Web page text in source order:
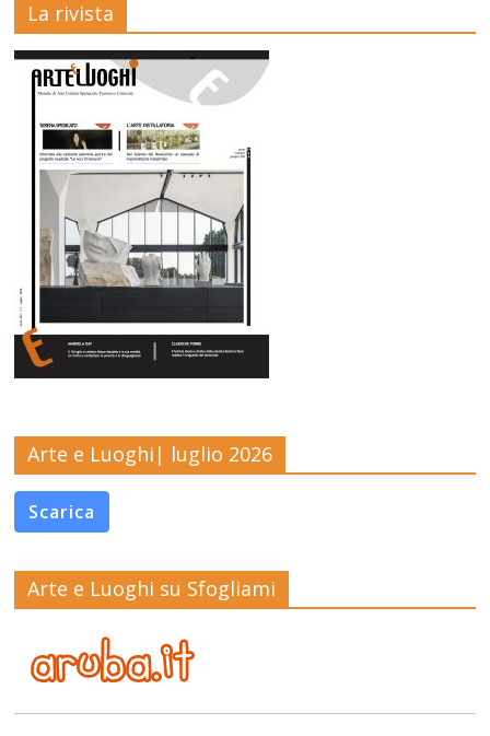
La rivista
Arte e Luoghi| luglio 2026
Scarica
Arte e Luoghi su Sfogliami